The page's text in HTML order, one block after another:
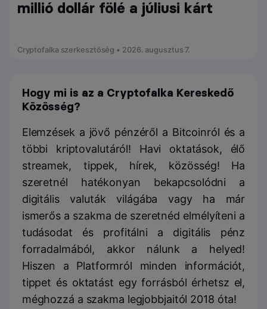
millió dollár fölé a júliusi kárt
Cryptofalka szerkesztőség • 2026. augusztus 7.
Hogy mi is az a Cryptofalka Kereskedő
Közösség?
Elemzések a jövő pénzéről a Bitcoinról és a
többi kriptovalutáról! Havi oktatások, élő
streamek, tippek, hírek, közösség! Ha
szeretnél hatékonyan bekapcsolódni a
digitális valuták világába vagy ha már
ismerős a szakma de szeretnéd elmélyíteni a
tudásodat és profitálni a digitális pénz
forradalmából, akkor nálunk a helyed!
Hiszen a Platformról minden információt,
tippet és oktatást egy forrásból érhetsz el,
méghozzá a szakma legjobbjaitól 2018 óta!